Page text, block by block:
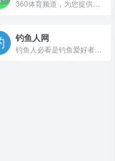
钓鱼人网